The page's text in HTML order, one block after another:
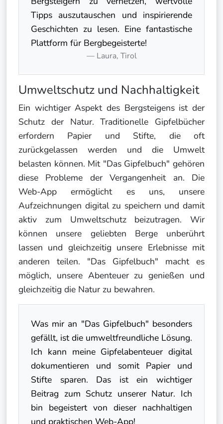
Tipps auszutauschen und inspirierende
Geschichten zu lesen. Eine fantastische
Plattform für Bergbegeisterte!
Laura, Tirol
Umweltschutz und Nachhaltigkeit
Ein wichtiger Aspekt des Bergsteigens ist der
Schutz der Natur. Traditionelle Gipfelbücher
erfordern Papier und Stifte, die oft
zurückgelassen werden und die Umwelt
belasten können. Mit "Das Gipfelbuch" gehören
diese Probleme der Vergangenheit an. Die
Web-App ermöglicht es uns, unsere
Aufzeichnungen digital zu speichern und damit
aktiv zum Umweltschutz beizutragen. Wir
können unsere geliebten Berge unberührt
lassen und gleichzeitig unsere Erlebnisse mit
anderen teilen. "Das Gipfelbuch" macht es
möglich, unsere Abenteuer zu genießen und
gleichzeitig die Natur zu bewahren.
Was mir an "Das Gipfelbuch" besonders
gefällt, ist die umweltfreundliche Lösung.
Ich kann meine Gipfelabenteuer digital
dokumentieren und somit Papier und
Stifte sparen. Das ist ein wichtiger
Beitrag zum Schutz unserer Natur. Ich
bin begeistert von dieser nachhaltigen
und praktischen Web-App!